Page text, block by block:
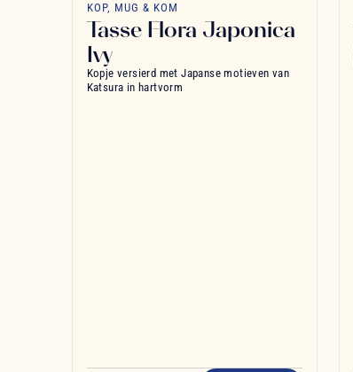
KOP, MUG & KOM
Tasse Flora Japonica
Ivy
Kopje versierd met Japanse motieven van
Katsura in hartvorm